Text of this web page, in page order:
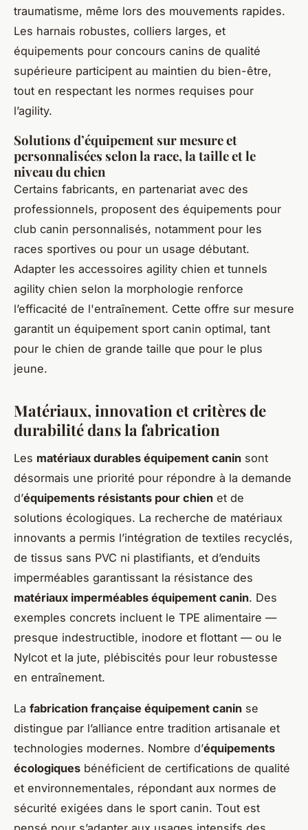
traumatisme, même lors des mouvements rapides.
Les harnais robustes, colliers larges, et
équipements pour concours canins de qualité
supérieure participent au maintien du bien-être,
tout en respectant les normes requises pour
l’agility.
Solutions d’équipement sur mesure et
personnalisées selon la race, la taille et le
niveau du chien
Certains fabricants, en partenariat avec des
professionnels, proposent des équipements pour
club canin personnalisés, notamment pour les
races sportives ou pour un usage débutant.
Adapter les accessoires agility chien et tunnels
agility chien selon la morphologie renforce
l’efficacité de l'entraînement. Cette offre sur mesure
garantit un équipement sport canin optimal, tant
pour le chien de grande taille que pour le plus
jeune.
Matériaux, innovation et critères de
durabilité dans la fabrication
Les matériaux durables équipement canin sont
désormais une priorité pour répondre à la demande
d’équipements résistants pour chien et de
solutions écologiques. La recherche de matériaux
innovants a permis l’intégration de textiles recyclés,
de tissus sans PVC ni plastifiants, et d’enduits
imperméables garantissant la résistance des
matériaux imperméables équipement canin. Des
exemples concrets incluent le TPE alimentaire —
presque indestructible, inodore et flottant — ou le
Nylcot et la jute, plébiscités pour leur robustesse
en entraînement.
La fabrication française équipement canin se
distingue par l’alliance entre tradition artisanale et
technologies modernes. Nombre d’équipements
écologiques bénéficient de certifications de qualité
et environnementales, répondant aux normes de
sécurité exigées dans le sport canin. Tout est